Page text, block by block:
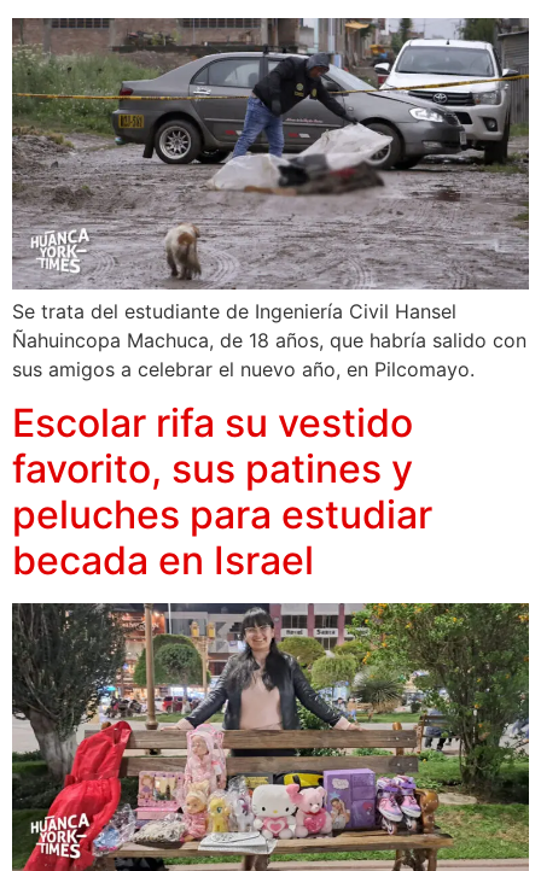
Se trata del estudiante de Ingeniería Civil Hansel
Ñahuincopa Machuca, de 18 años, que habría salido con
sus amigos a celebrar el nuevo año, en Pilcomayo.
Escolar rifa su vestido
favorito, sus patines y
peluches para estudiar
becada en Israel